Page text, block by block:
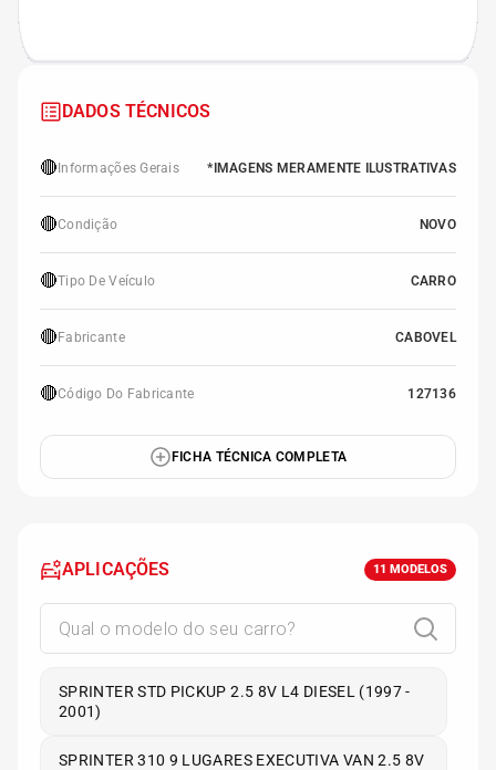
DADOS TÉCNICOS
🔴 Informações Gerais *IMAGENS MERAMENTE ILUSTRATIVAS
🔴Condição NOVO
🔴Tipo De Veículo CARRO
🔴 Fabricante CABOVEL
🔴Código Do Fabricante 127136
FICHA TÉCNICA COMPLETA
APLICAÇÕES 11 MODELOS
SPRINTER STD PICKUP 2.5 8V L4 DIESEL (1997 -
2001)
SPRINTER 310 9 LUGARES EXECUTIVA VAN 2.5 8V